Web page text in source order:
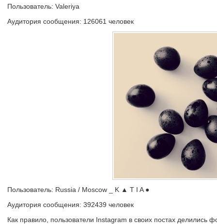
Пользователь: Valeriya
Аудитория сообщения: 126061 человек
Пользователь: Russia / Moscow _ K ▲ T I A ●
Аудитория сообщения: 392439 человек
Как правило, пользователи Instagram в своих постах делились